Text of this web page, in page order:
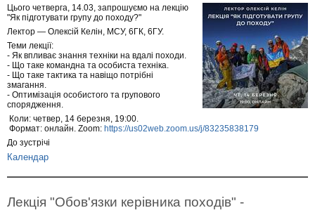
Цього четверга, 14.03, запрошуємо на лекцію
"Як підготувати групу до походу?"
Лектор — Олексій Келін, МСУ, 6ГК, 6ГУ.
Теми лекції:
- Як впливає знання техніки на вдалі походи.
- Що таке командна та особиста техніка.
- Що таке тактика та навіщо потрібні
змагання.
- Оптимізація особистого та групового
спорядження.
Коли: четвер, 14 березня, 19:00.
Формат: онлайн. Zoom: https://us02web.zoom.us/j/83235838179
До зустрічі
Календар
Лекція "Обов'язки керівника походів" -